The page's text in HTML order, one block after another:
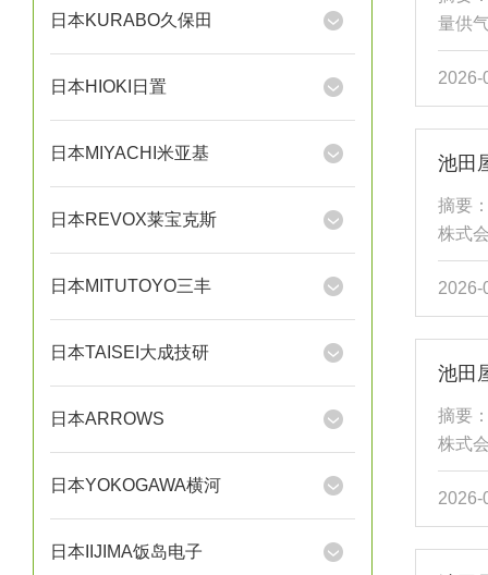
日本KURABO久保田
日本HIOKI日置
日本MIYACHI米亚基
日本REVOX莱宝克斯
日本MITUTOYO三丰
日本TAISEI大成技研
日本ARROWS
日本YOKOGAWA横河
日本IIJIMA饭岛电子
护应
量供
备是
本
压机
及电
工业
具与
2026-
池田
摘要
株式
通切
紧凑
压力-
量流
供便
动系
2026-
摘要
株式
件采
橡胶
金属
2026-